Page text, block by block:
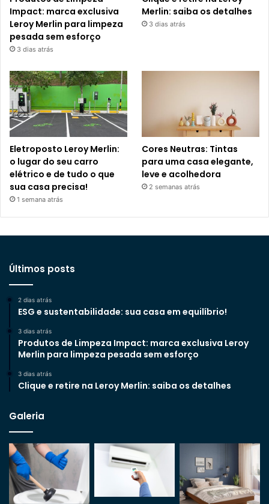
Impact: marca exclusiva
Leroy Merlin para limpeza
pesada sem esforço
3 dias atrás
Merlin: saiba os detalhes
3 dias atrás
Eletroposto Leroy Merlin:
o lugar do seu carro
elétrico e de tudo o que
sua casa precisa!
1 semana atrás
Cores Neutras: Tintas
para uma casa elegante,
leve e acolhedora
2 semanas atrás
Últimos posts
2 dias atrás
ESG e sustentabilidade: sua casa em equilíbrio!
3 dias atrás
Produtos de Limpeza Impact: marca exclusiva Leroy
Merlin para limpeza pesada sem esforço
3 dias atrás
Clique e retire na Leroy Merlin: saiba os detalhes
Galeria